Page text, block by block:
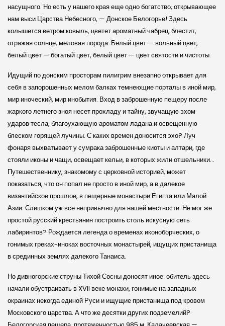
насущного. Но есть у нашего края еще одно богатство, открывающее
нам выси Царства Небесного, — Донское Белогорье! Здесь
колышется ветром ковыль, цветет ароматный чабрец, блестит,
отражая солнце, меловая порода. Белый цвет — вольный цвет,
белый цвет — богатый цвет, белый цвет — цвет святости и чистоты.
Идущий по донским просторам пилигрим внезапно открывает для
себя в запорошенных мелом балках темнеющие порталы в иной мир,
мир иноческий, мир инобытия. Вход в заброшенную пещеру после
жаркого летнего зноя несет прохладу и тайну, звучащую эхом
ударов тесла, благоухающую ароматом ладана и освещенную
блеском горящей лучины. С каких времен доносится эхо? Луч
фонаря выхватывает у сумрака заброшенные киоты и алтари, где
стояли иконы и чащи, освещает кельи, в которых жили отшельники…
Путешественнику, знакомому с церковной историей, может
показаться, что он попал не просто в иной мир, а в далекое
византийское прошлое, в пещерные монастыри Египта или Малой
Азии. Слишком уж все непривычно для нашей местности. Не мог же
простой русский крестьянин построить столь искусную сеть
лабиринтов? Рождается легенда о временах иконоборческих, о
гонимых греках-иноках восточных монастырей, ищущих пристанища
в срединных землях далекого Танаиса.
Но дивногорские струны Тихой Сосны доносят иное: обитель здесь
начали обустраивать в XVII веке монахи, гонимые на западных
окраинах некогда единой Руси и ищущие пристанища под кровом
Московского царства. А что же десятки других подземелий?